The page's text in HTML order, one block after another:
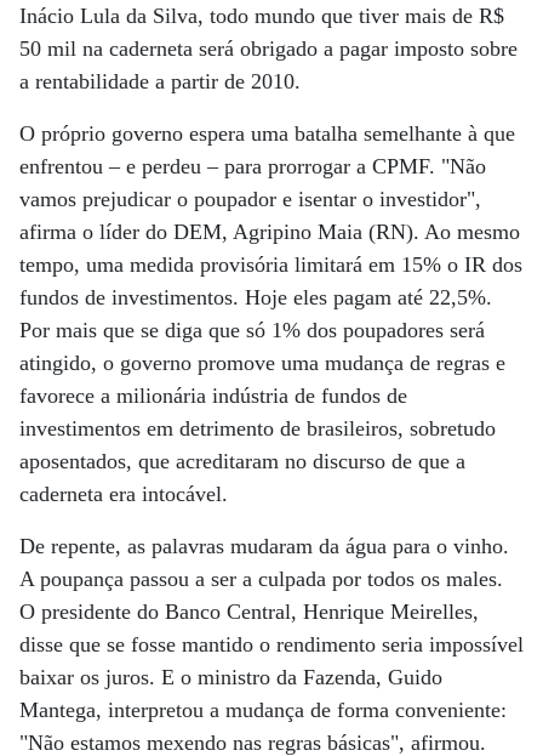
Inácio Lula da Silva, todo mundo que tiver mais de R$
50 mil na caderneta será obrigado a pagar imposto sobre
a rentabilidade a partir de 2010.
O próprio governo espera uma batalha semelhante à que
enfrentou – e perdeu – para prorrogar a CPMF. "Não
vamos prejudicar o poupador e isentar o investidor",
afirma o líder do DEM, Agripino Maia (RN). Ao mesmo
tempo, uma medida provisória limitará em 15% o IR dos
fundos de investimentos. Hoje eles pagam até 22,5%.
Por mais que se diga que só 1% dos poupadores será
atingido, o governo promove uma mudança de regras e
favorece a milionária indústria de fundos de
investimentos em detrimento de brasileiros, sobretudo
aposentados, que acreditaram no discurso de que a
caderneta era intocável.
De repente, as palavras mudaram da água para o vinho.
A poupança passou a ser a culpada por todos os males.
O presidente do Banco Central, Henrique Meirelles,
disse que se fosse mantido o rendimento seria impossível
baixar os juros. E o ministro da Fazenda, Guido
Mantega, interpretou a mudança de forma conveniente:
"Não estamos mexendo nas regras básicas", afirmou.